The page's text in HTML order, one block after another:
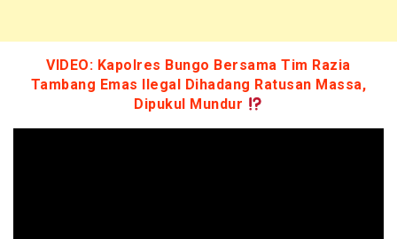
VIDEO: Kapolres Bungo Bersama Tim Razia
Tambang Emas Ilegal Dihadang Ratusan Massa,
Dipukul Mundur